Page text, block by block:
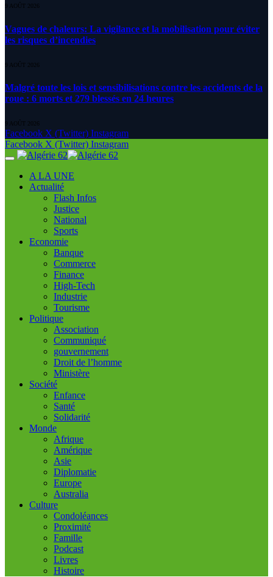
9 AOÛT 2026
Vagues de chaleurs: La vigilance et la mobilisation pour éviter
les risques d’incendies
9 AOÛT 2026
Malgré toute les lois et sensibilisations contre les accidents de la
roue : 6 morts et 279 blessés en 24 heures
9 AOÛT 2026
Facebook X (Twitter) Instagram
Facebook X (Twitter) Instagram
A LA UNE
Actualité
Flash Infos
Justice
National
Sports
Economie
Banque
Commerce
Finance
High-Tech
Industrie
Tourisme
Politique
Association
Communiqué
gouvernement
Droit de l’homme
Ministère
Société
Enfance
Santé
Solidarité
Monde
Afrique
Amérique
Asie
Diplomatie
Europe
Australia
Culture
Condoléances
Proximité
Famille
Podcast
Livres
Histoire